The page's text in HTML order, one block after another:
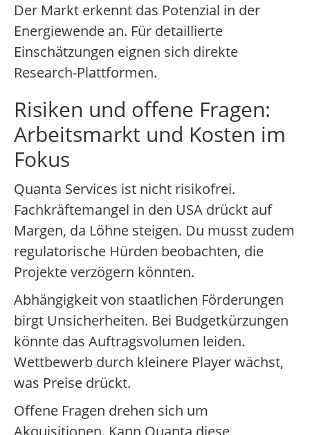
Der Markt erkennt das Potenzial in der
Energiewende an. Für detaillierte
Einschätzungen eignen sich direkte
Research-Plattformen.
Risiken und offene Fragen:
Arbeitsmarkt und Kosten im
Fokus
Quanta Services ist nicht risikofrei.
Fachkräftemangel in den USA drückt auf
Margen, da Löhne steigen. Du musst zudem
regulatorische Hürden beobachten, die
Projekte verzögern könnten.
Abhängigkeit von staatlichen Förderungen
birgt Unsicherheiten. Bei Budgetkürzungen
könnte das Auftragsvolumen leiden.
Wettbewerb durch kleinere Player wächst,
was Preise drückt.
Offene Fragen drehen sich um